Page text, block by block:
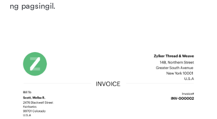
ng pagsingil.